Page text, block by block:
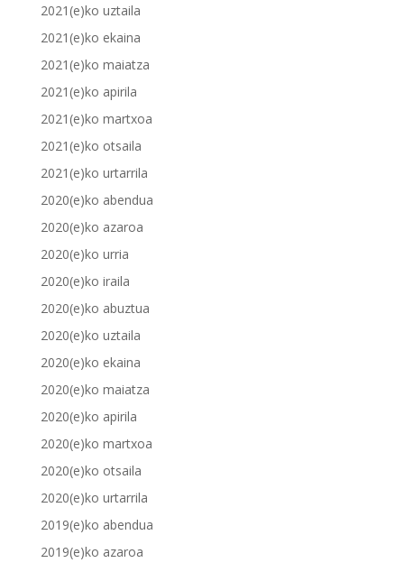
2021(e)ko uztaila
2021(e)ko ekaina
2021(e)ko maiatza
2021(e)ko apirila
2021(e)ko martxoa
2021(e)ko otsaila
2021(e)ko urtarrila
2020(e)ko abendua
2020(e)ko azaroa
2020(e)ko urria
2020(e)ko iraila
2020(e)ko abuztua
2020(e)ko uztaila
2020(e)ko ekaina
2020(e)ko maiatza
2020(e)ko apirila
2020(e)ko martxoa
2020(e)ko otsaila
2020(e)ko urtarrila
2019(e)ko abendua
2019(e)ko azaroa